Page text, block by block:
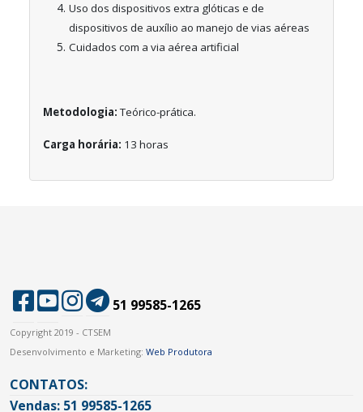
Uso dos dispositivos extra glóticas e de
dispositivos de auxílio ao manejo de vias aéreas
Cuidados com a via aérea artificial
Metodologia:Teórico-prática.
Carga horária: 13 horas
51 99585-1265
Copyright 2019 - CTSEM
Desenvolvimento e Marketing: Web Produtora
CONTATOS:
Vendas: 51 99585-1265